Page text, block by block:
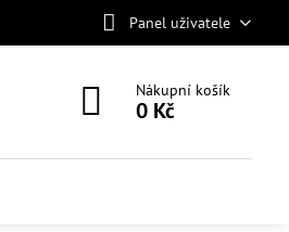
Panel uživatele
Nákupní košík
0 Kč